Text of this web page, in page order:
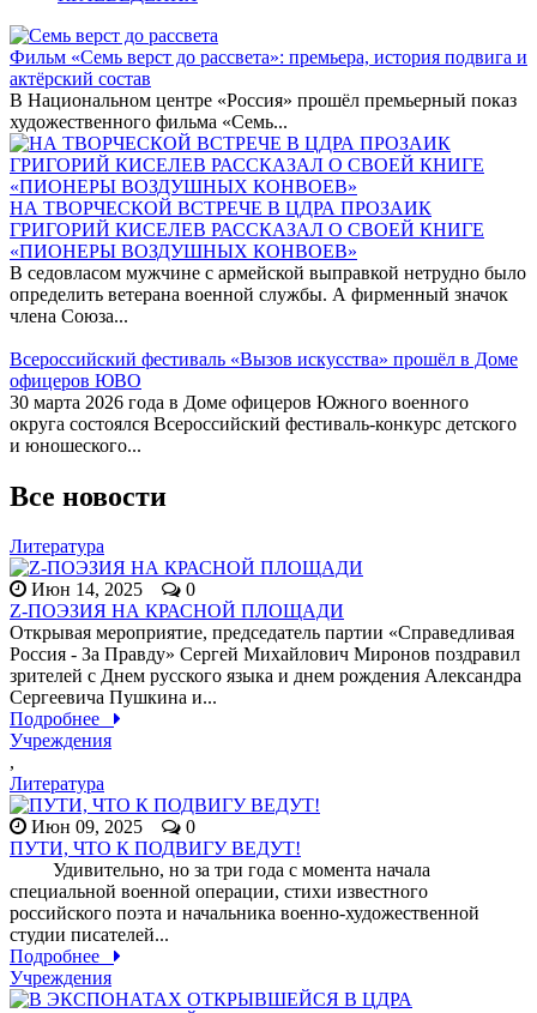
Фильм «Семь верст до рассвета»: премьера, история подвига и
актёрский состав
В Национальном центре «Россия» прошёл премьерный показ
художественного фильма «Семь...
НА ТВОРЧЕСКОЙ ВСТРЕЧЕ В ЦДРА ПРОЗАИК
ГРИГОРИЙ КИСЕЛЕВ РАССКАЗАЛ О СВОЕЙ КНИГЕ
«ПИОНЕРЫ ВОЗДУШНЫХ КОНВОЕВ»
В седовласом мужчине с армейской выправкой нетрудно было
определить ветерана военной службы. А фирменный значок
члена Союза...
Всероссийский фестиваль «Вызов искусства» прошёл в Доме
офицеров ЮВО
30 марта 2026 года в Доме офицеров Южного военного
округа состоялся Всероссийский фестиваль-конкурс детского
и юношеского...
Все новости
Литература
Июн 14, 2025
0
Z-ПОЭЗИЯ НА КРАСНОЙ ПЛОЩАДИ
Открывая мероприятие, председатель партии «Справедливая
Россия - За Правду» Сергей Михайлович Миронов поздравил
зрителей с Днем русского языка и днем рождения Александра
Сергеевича Пушкина и...
Подробнее
Учреждения
,
Литература
Июн 09, 2025
0
ПУТИ, ЧТО К ПОДВИГУ ВЕДУТ!
Удивительно, но за три года с момента начала
специальной военной операции, стихи известного
российского поэта и начальника военно-художественной
студии писателей...
Подробнее
Учреждения